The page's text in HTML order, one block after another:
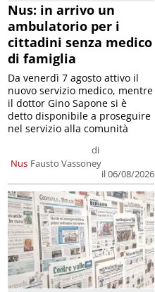
Nus: in arrivo un
ambulatorio per i
cittadini senza medico
di famiglia
Nus
di
Fausto Vassoney
il 06/08/2026
Da venerdì 7 agosto attivo il
nuovo servizio medico, mentre
il dottor Gino Sapone si è
detto disponibile a proseguire
nel servizio alla comunità